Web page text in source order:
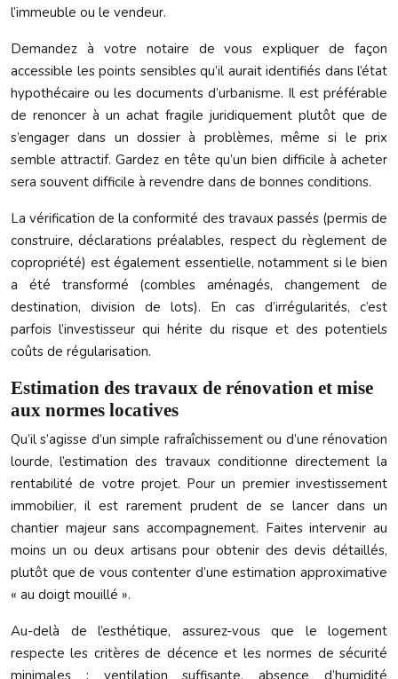
l’immeuble ou le vendeur.
Demandez à votre notaire de vous expliquer de façon
accessible les points sensibles qu’il aurait identifiés dans l’état
hypothécaire ou les documents d’urbanisme. Il est préférable
de renoncer à un achat fragile juridiquement plutôt que de
s’engager dans un dossier à problèmes, même si le prix
semble attractif. Gardez en tête qu’un bien difficile à acheter
sera souvent difficile à revendre dans de bonnes conditions.
La vérification de la conformité des travaux passés (permis de
construire, déclarations préalables, respect du règlement de
copropriété) est également essentielle, notamment si le bien
a été transformé (combles aménagés, changement de
destination, division de lots). En cas d’irrégularités, c’est
parfois l’investisseur qui hérite du risque et des potentiels
coûts de régularisation.
Estimation des travaux de rénovation et mise
aux normes locatives
Qu’il s’agisse d’un simple rafraîchissement ou d’une rénovation
lourde, l’estimation des travaux conditionne directement la
rentabilité de votre projet. Pour un premier investissement
immobilier, il est rarement prudent de se lancer dans un
chantier majeur sans accompagnement. Faites intervenir au
moins un ou deux artisans pour obtenir des devis détaillés,
plutôt que de vous contenter d’une estimation approximative
« au doigt mouillé ».
Au-delà de l’esthétique, assurez-vous que le logement
respecte les critères de décence et les normes de sécurité
minimales : ventilation suffisante, absence d’humidité